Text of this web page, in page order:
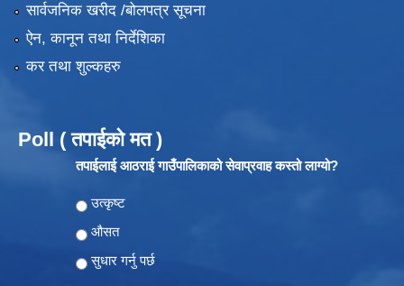
सार्वजनिक खरीद /बोलपत्र सूचना
ऐन, कानून तथा निर्देशिका
कर तथा शुल्कहरु
Poll ( तपाईको मत )
तपाईलाई आठराई गाउँपालिकाको सेवाप्रवाह कस्तो लाग्यो?
Choices
उत्कृष्ट
औसत
सुधार गर्नु पर्छ